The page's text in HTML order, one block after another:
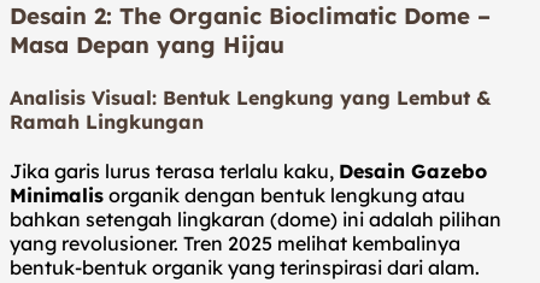
Desain 2: The Organic Bioclimatic Dome –
Masa Depan yang Hijau
Analisis Visual: Bentuk Lengkung yang Lembut &
Ramah Lingkungan
Jika garis lurus terasa terlalu kaku, Desain Gazebo
Minimalis organik dengan bentuk lengkung atau
bahkan setengah lingkaran (dome) ini adalah pilihan
yang revolusioner. Tren 2025 melihat kembalinya
bentuk-bentuk organik yang terinspirasi dari alam.